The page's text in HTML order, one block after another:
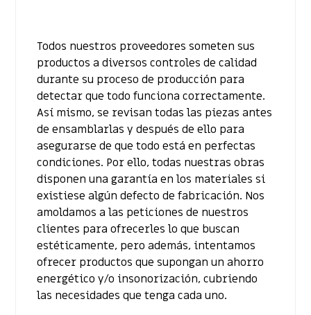
Todos nuestros proveedores someten sus
productos a diversos controles de calidad
durante su proceso de producción para
detectar que todo funciona correctamente.
Así mismo, se revisan todas las piezas antes
de ensamblarlas y después de ello para
asegurarse de que todo está en perfectas
condiciones. Por ello, todas nuestras obras
disponen una garantía en los materiales si
existiese algún defecto de fabricación. Nos
amoldamos a las peticiones de nuestros
clientes para ofrecerles lo que buscan
estéticamente, pero además, intentamos
ofrecer productos que supongan un ahorro
energético y/o insonorización, cubriendo
las necesidades que tenga cada uno.